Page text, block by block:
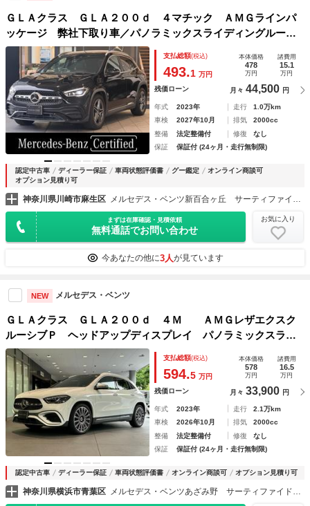
ＧＬＡクラス ＧＬＡ２００ｄ ４マチック ＡＭＧラインパ
ッケージ 弊社下取り車／パノラミックスライディングルーフ
／アドバンスドパッケージ／ヘッドアップディスプレイ／レザ
ーＤＩＮＡＭＩＣＡシート／シートヒーター／メモリー付きパ
ワーシート／１９インチツインスポークアルミ
支払総額(税込)
493.1 万円
本体価格
478
万円
諸費用
15.1
万円
残価ローン 月々 44,500 円
年式 2023年 走行
1.0万km
車検
2027年10月 排気
2000cc
整備
法定整備付 修復
なし
保証
保証付 (24ヶ月・走行無制限)
認定中古車 ディーラー保証 車両状態評価書 グー鑑定
オンライン商談可
オプション見積り可
神奈川県川崎市麻生区 メルセデス・ベンツ新百合ヶ丘 サーティファイドカーセンター （株）シュテルン世田谷
まずは在庫確認・見積依頼
無料通話でお問い合わせ
お気に入り
今あなたの他に3人が見ています
NEW メルセデス・ベンツ
ＧＬＡクラス ＧＬＡ２００ｄ ４Ｍ ＡＭＧレザエクスク
ルーシブＰ ヘッドアップディスプレイ パノラミックスライ
ディングルーフ レーダーセーフティーパッケージ アンビエ
ントライト ＬＥＤヘッドライト シートヒーター メモリー
付きパワーシート ３６０°カメラシステム
支払総額(税込)
594.5 万円
本体価格
578
万円
諸費用
16.5
万円
残価ローン 月々 33,900 円
年式 2023年 走行
2.1万km
車検
2026年10月 排気
2000cc
整備
法定整備付 修復
なし
保証
保証付 (24ヶ月・走行無制限)
認定中古車 ディーラー保証 車両状態評価書 オンライン商談可 オプション見積り可
神奈川県横浜市青葉区 メルセデス・ベンツあざみ野 サーティファイドカーセンター （株）シュテルン世田谷